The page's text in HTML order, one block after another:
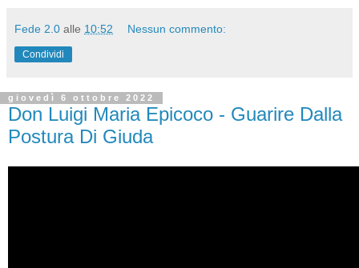
Fede 2.0 alle 10:52 Nessun commento:
Condividi
giovedì 6 ottobre 2022
Don Luigi Maria Epicoco - Guarire Dalla
Postura Di Giuda